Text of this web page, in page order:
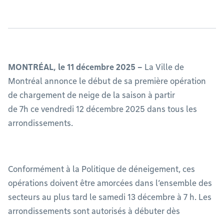
MONTRÉAL, le 11 décembre 2025 – La Ville de
Montréal annonce le début de sa première opération
de chargement de neige de la saison à partir
de 7h ce vendredi 12 décembre 2025 dans tous les
arrondissements.
Conformément à la Politique de déneigement, ces
opérations doivent être amorcées dans l’ensemble des
secteurs au plus tard le samedi 13 décembre à 7 h. Les
arrondissements sont autorisés à débuter dès